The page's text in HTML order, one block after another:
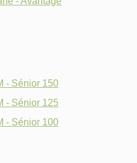
- Sénior 150
- Sénior 125
- Sénior 100